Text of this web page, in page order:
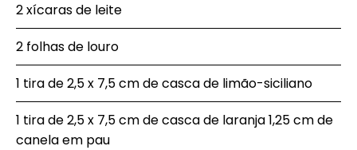
2 xícaras de leite
2 folhas de louro
1 tira de 2,5 x 7,5 cm de casca de limão-siciliano
1 tira de 2,5 x 7,5 cm de casca de laranja 1,25 cm de
canela em pau